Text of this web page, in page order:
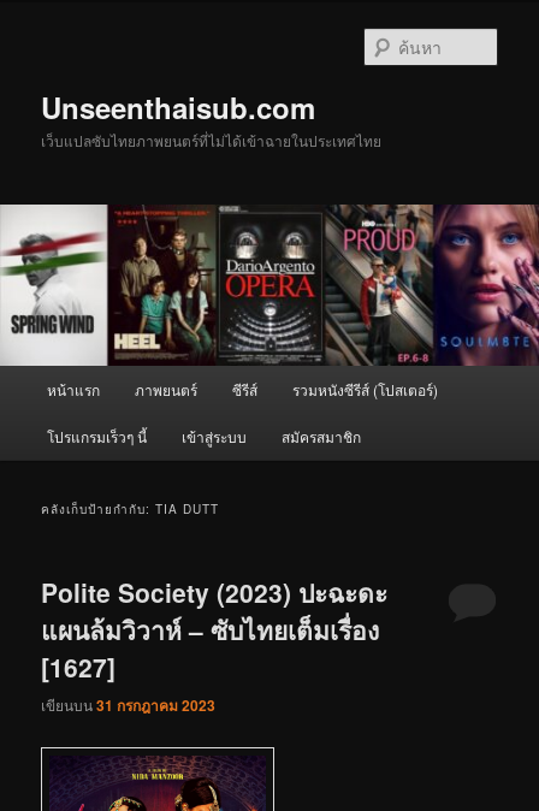
Unseenthaisub.com
เว็บแปลซับไทยภาพยนตร์ที่ไม่ได้เข้าฉายในประเทศไทย
หน้าแรก ภาพยนตร์ ซีรีส์ รวมหนังซีรีส์ (โปสเตอร์)
โปรแกรมเร็วๆ นี้ เข้าสู่ระบบ สมัครสมาชิก
คลังเก็บป้ายกำกับ:TIA DUTT
Polite Society (2023) ปะฉะดะ
แผนล้มวิวาห์ – ซับไทยเต็มเรื่อง
[1627]
เขียนบน31 กรกฎาคม 2023